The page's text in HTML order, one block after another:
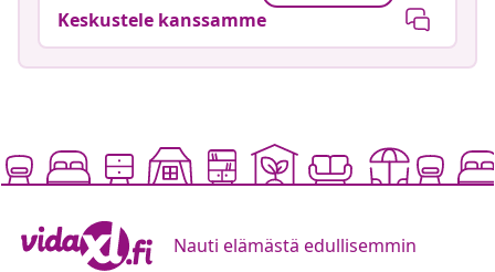
Mene ohjekeskukseen